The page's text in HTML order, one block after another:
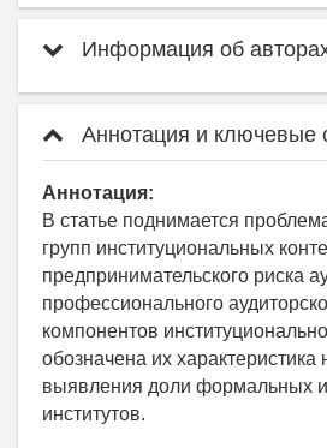
Информация об
Аннотация и ключевые
Аннотация:
В статье поднимается
групп институциональных
предпринимательского риска
профессионального
компонентов
обозначена их характеристика
выявления доли формальных
институтов.